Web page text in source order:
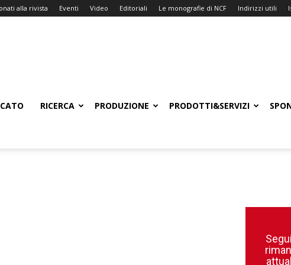
alla rivista Eventi Video Editoriali Le monografie di NCF Indirizzi utili
RICERCA PRODUZIONE PRODOTTI&SERVIZI